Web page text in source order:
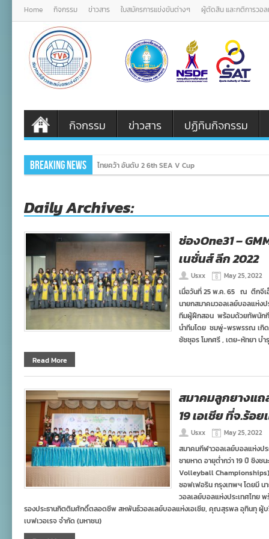
Home กิจกรรม ข่าวสาร ใบสมัครการแข่งขันต่างๆ ผู้ตัดสิน และกติการวอ
กิจกรรม ข่าวสาร ปฏิทินกิจกรรม
Breaking News ไทยคว้า อันดับ 2 6th SEA V Cup
Daily Archives:
ช่องOne31 –
เนชั่นส์ ลีก 2022
Usxx May 25, 2022
เมื่อวันที่ 25 พ.ค. 65 ณ ตึก
นายกสมาคมวอลเลย์บอลแห่ง
ทีมผู้ฝึกสอน พร้อมด้วยทัพนัก
นำทีมโดย ชมพู่-พรพรรณ เกิ
ชัชชุอร โมกศรี , เตย-หัทยา บ
Read More
สมาคมลูกยางแ
19 เอเชีย ที่จ.ร้อย
Usxx May 25, 2022
สมาคมกีฬาวอลเลย์บอลแห่งป
ชายหาด อายุต่ำกว่า 19 ปี ชิงช
Volleyball
ซอฟเฟอริน กรุงเทพฯ โดยมี น
วอลเลย์บอลแห่งประเทศไทย
รองประธานกิตติมศักดิ์ตลอดชีพ สหพันธ์วอลเลย์บอลแห่งเอเชีย, คุณสุรพล อุทินทุ ผู้บ
เบฟเวอเรจ จำกัด (มหาชน)